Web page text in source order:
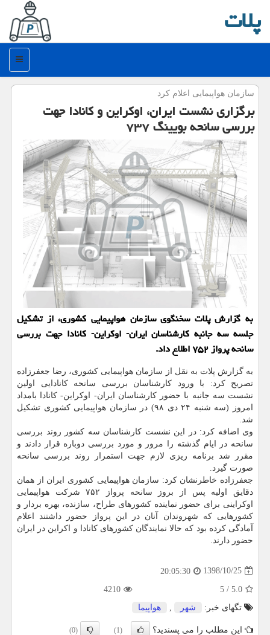
پلات
منو
سازمان هواپیمایی اعلام كرد
برگزاری نشست ایران، اوكراین و كانادا جهت
بررسی سانحه بویینگ ۷۳۷
به گزارش پلات سخنگوی سازمان هواپیمایی كشوری، از تشكیل
جلسه سه جانبه كارشناسان ایران- اوكراین- كانادا جهت بررسی
سانحه پرواز ۷۵۲ اطلاع داد.
به گزارش پلات به نقل از سازمان هواپیمایی كشوری، رضا جعفرزاده
تصریح كرد: با ورود كارشناسان بررسی سانحه كانادایی اولین
نشست سه جانبه با حضور كارشناسان ایران- اوكراین- كانادا بامداد
امروز (سه شنبه ۲۴ دی ۹۸) در سازمان هواپیمایی كشوری تشكیل
شد.
وی اضافه كرد: در این نشست كارشناسان سه كشور روند بررسی
سانحه در ایام گذشته را مرور و مورد بررسی دوباره قرار دادند و
مقرر شد برنامه ریزی لازم جهت استمرار روند بررسی سانحه
صورت گیرد.
جعفرزاده خاطرنشان كرد: سازمان هواپیمایی كشوری ایران از همان
دقایق اولیه پس از بروز سانحه پرواز ۷۵۲ شركت هواپیمایی
اوكراینی برای حضور نماینده كشورهای طراح، سازنده، بهره بردار و
كشورهایی كه شهروندان آنان در این پرواز حضور داشتند اعلام
آمادگی كرده بود كه حالا نمایندگان كشورهای كانادا و اكراین در ایران
حضور دارند.
1398/10/25
20:05:30
5.0
/
5
4210
تگهای خبر:
شهر هواپیما
این مطلب را می پسندید؟ (1)
(0)